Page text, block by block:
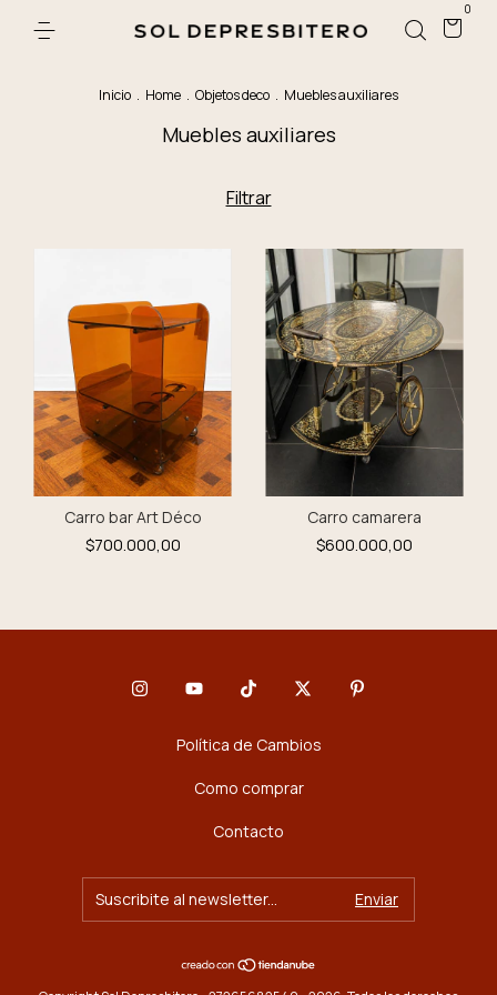
0
Inicio . Home . Objetos deco . Muebles auxiliares
Muebles auxiliares
Filtrar
Carro bar Art Déco
$700.000,00
Carro camarera
$600.000,00
Política de Cambios
Como comprar
Contacto